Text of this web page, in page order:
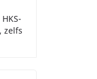
zelfs